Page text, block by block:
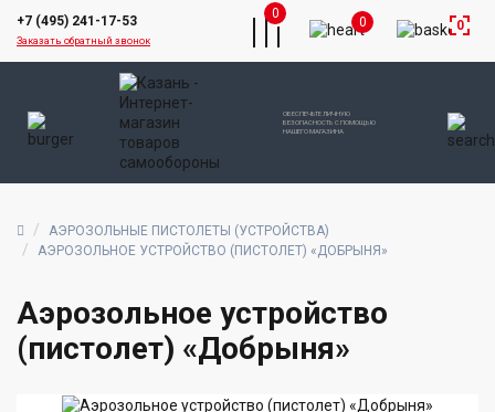
+7 (495) 241-17-53
Заказать обратный звонок
ОБЕСПЕЧЬТЕ ЛИЧНУЮ
БЕЗОПАСНОСТЬ С ПОМОЩЬЮ
НАШЕГО МАГАЗИНА
0
0 0
АЭРОЗОЛЬНЫЕ ПИСТОЛЕТЫ (УСТРОЙСТВА)
АЭРОЗОЛЬНОЕ УСТРОЙСТВО (ПИСТОЛЕТ) «ДОБРЫНЯ»
Аэрозольное устройство
(пистолет) «Добрыня»